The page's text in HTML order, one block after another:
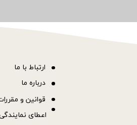
قوانین و
ارتباط با ما
درباره ما
اعطای